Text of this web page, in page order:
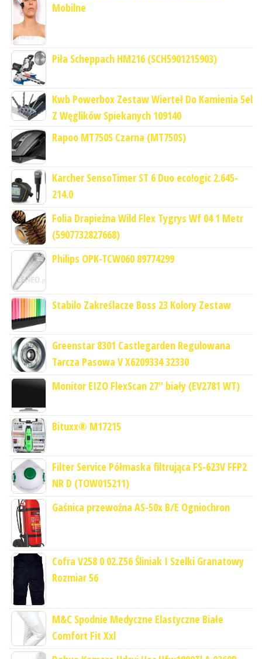
Mobilne
Piła Scheppach HM216 (SCH5901215903)
Kwb Powerbox Zestaw Wierteł Do Kamienia 5el
Z Węglików Spiekanych 109140
Rapoo MT750S Czarna (MT750S)
Karcher SensoTimer ST 6 Duo eco!ogic 2.645-
214.0
Folia Drapieżna Wild Flex Tygrys Wf 04 1 Metr
(5907732827668)
Philips OPK-TCW060 89774299
Stabilo Zakreślacze Boss 23 Kolory Zestaw
Greenstar 8301 Castlegarden Regulowana
Tarcza Pasowa V X6209334 32330
Monitor EIZO FlexScan 27" biały (EV2781 WT)
Bituxx® M17215
Filter Service Półmaska filtrująca FS-623V FFP2
NR D (TOW015211)
Gaśnica przewoźna AS-50x B/E Ogniochron
Cofra V258 0 02.Z56 Śliniak I Szelki Granatowy
Rozmiar 56
M&C Spodnie Medyczne Elastyczne Białe
Comfort Fit Xxl